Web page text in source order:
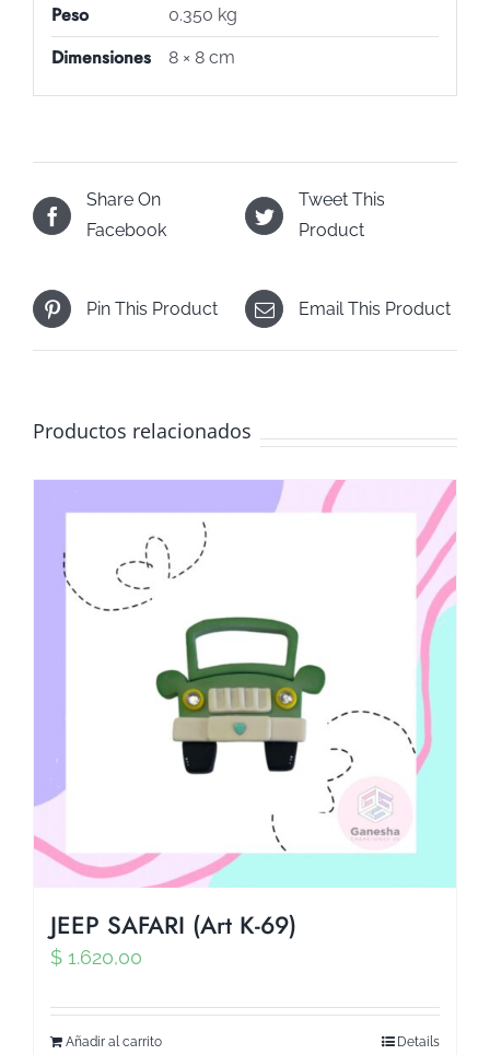
Peso 0.350 kg
Dimensiones 8 × 8 cm
Share On
Facebook
Tweet This
Product
Pin This Product Email This Product
Productos relacionados
JEEP SAFARI (Art K-69)
$ 1.620,00
Añadir al carrito Details